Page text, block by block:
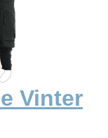
Vinter